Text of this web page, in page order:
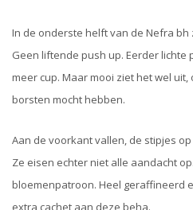
In de onderste helft van de Nefra bh
Geen liftende push up. Eerder lichte
meer cup. Maar mooi ziet het wel
borsten mocht hebben.
Aan de voorkant vallen, de stipjes
Ze eisen echter niet alle aandacht
bloemenpatroon. Heel geraffineerd
extra cachet aan deze beha.